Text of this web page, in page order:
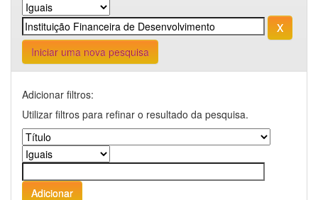
Iniciar uma nova pesquisa
Adicionar filtros:
Utilizar filtros para refinar o resultado da pesquisa.